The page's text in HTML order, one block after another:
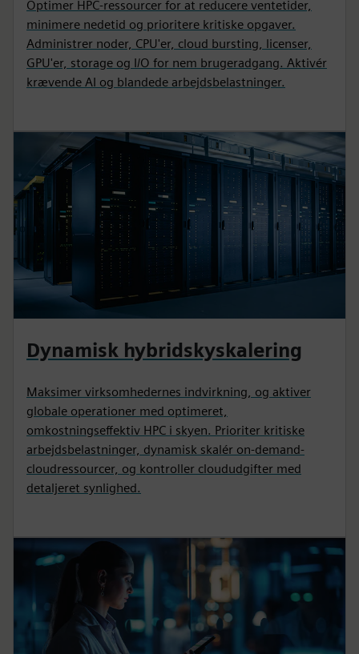
Optimer HPC-ressourcer for at reducere ventetider,
minimere nedetid og prioritere kritiske opgaver.
Administrer noder, CPU'er, cloud bursting, licenser,
GPU'er, storage og I/O for nem brugeradgang. Aktivér
krævende AI og blandede arbejdsbelastninger.
Dynamisk hybridskyskalering
Maksimer virksomhedernes indvirkning, og aktiver
globale operationer med optimeret,
omkostningseffektiv HPC i skyen. Prioriter kritiske
arbejdsbelastninger, dynamisk skalér on-demand-
cloudressourcer, og kontroller cloududgifter med
detaljeret synlighed.